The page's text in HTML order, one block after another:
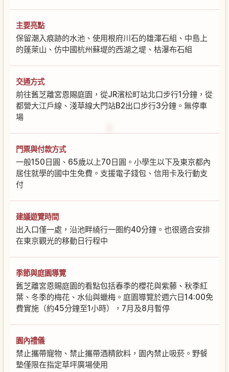
主要亮點
保留潮入痕跡的水池、使用根府川石的雄渾石組、中島上
的蓬萊山、仿中國杭州蘇堤的西湖之堤、枯瀑布石組
交通方式
前往舊芝離宮恩賜庭園，從JR濱松町站北口步行1分鐘，從
都營大江戶線、淺草線大門站B2出口步行3分鐘。無停車
場
門票與付款方式
一般150日圓、65歲以上70日圓。小學生以下及東京都內
居住就學的國中生免費。支援電子錢包、信用卡及行動支
付
建議遊覽時間
出入口僅一處，沿池畔繞行一圈約40分鐘。也很適合安排
在東京觀光的移動日行程中
季節與庭園導覽
舊芝離宮恩賜庭園的看點包括春季的櫻花與紫藤、秋季紅
葉、冬季的梅花、水仙與蠟梅。庭園導覽於週六日14:00免
費實施（約45分鐘至1小時），7月及8月暫停
園內禮儀
禁止攜帶寵物、禁止攜帶酒精飲料，園內禁止吸菸。野餐
墊僅限在指定草坪廣場使用